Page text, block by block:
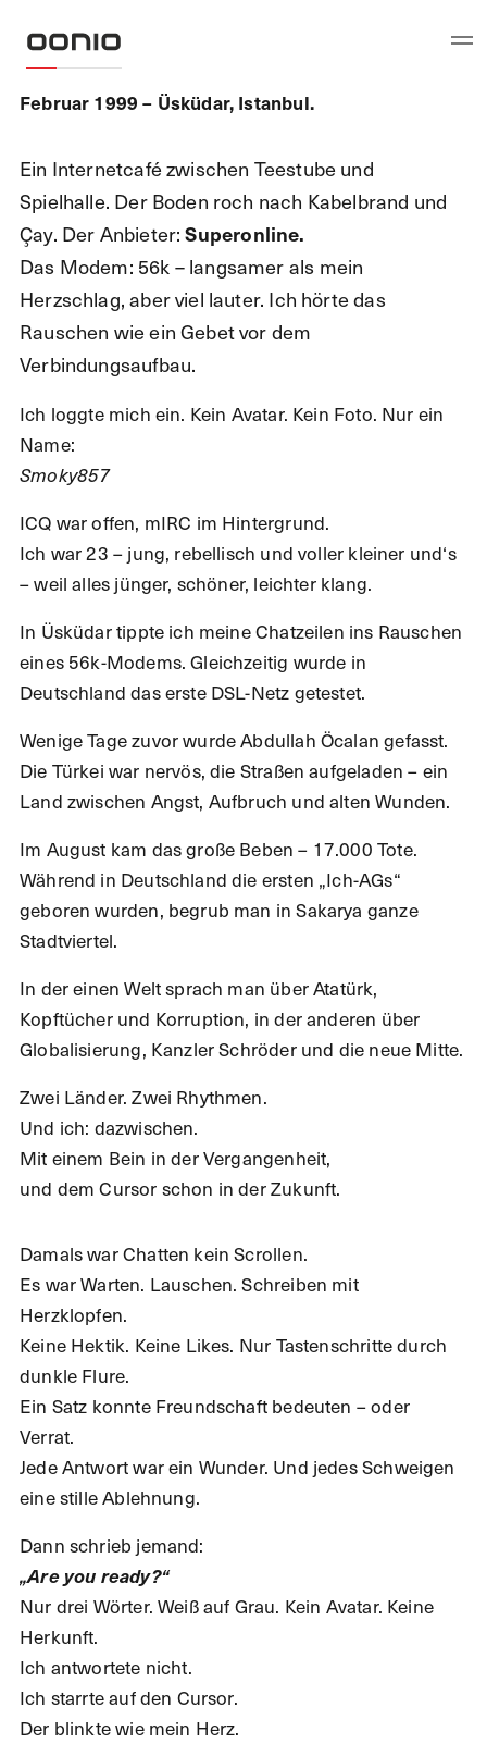
Februar 1999 – Üsküdar, Istanbul.
Ein Internetcafé zwischen Teestube und
Spielhalle. Der Boden roch nach Kabelbrand und
Çay. Der Anbieter:Superonline.
Das Modem: 56k – langsamer als mein
Herzschlag, aber viel lauter. Ich hörte das
Rauschen wie ein Gebet vor dem
Verbindungsaufbau.
Ich loggte mich ein. Kein Avatar. Kein Foto. Nur ein
Name:
Smoky857
ICQ war offen, mIRC im Hintergrund.
Ich war 23 – jung, rebellisch und voller kleiner und‘s
– weil alles jünger, schöner, leichter klang.
In Üsküdar tippte ich meine Chatzeilen ins Rauschen
eines 56k-Modems. Gleichzeitig wurde in
Deutschland das erste DSL-Netz getestet.
Wenige Tage zuvor wurde Abdullah Öcalan gefasst.
Die Türkei war nervös, die Straßen aufgeladen – ein
Land zwischen Angst, Aufbruch und alten Wunden.
Im August kam das große Beben – 17.000 Tote.
Während in Deutschland die ersten „Ich-AGs“
geboren wurden, begrub man in Sakarya ganze
Stadtviertel.
In der einen Welt sprach man über Atatürk,
Kopftücher und Korruption, in der anderen über
Globalisierung, Kanzler Schröder und die neue Mitte.
Zwei Länder. Zwei Rhythmen.
Und ich: dazwischen.
Mit einem Bein in der Vergangenheit,
und dem Cursor schon in der Zukunft.
Damals war Chatten kein Scrollen.
Es war Warten. Lauschen. Schreiben mit
Herzklopfen.
Keine Hektik. Keine Likes. Nur Tastenschritte durch
dunkle Flure.
Ein Satz konnte Freundschaft bedeuten – oder
Verrat.
Jede Antwort war ein Wunder. Und jedes Schweigen
eine stille Ablehnung.
Dann schrieb jemand:
„Are you ready?“
Nur drei Wörter. Weiß auf Grau. Kein Avatar. Keine
Herkunft.
Ich antwortete nicht.
Ich starrte auf den Cursor.
Der blinkte wie mein Herz.